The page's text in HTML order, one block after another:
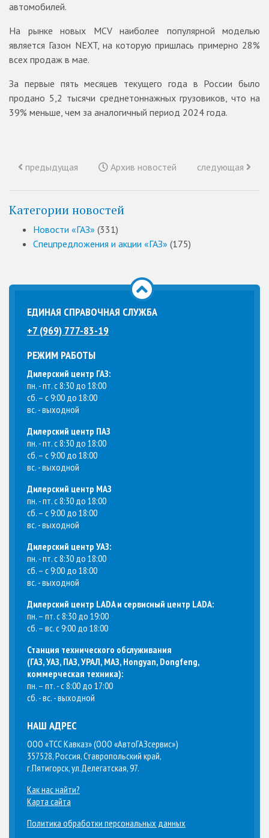
автомобилей.
На рынке новых MCV наиболее популярной моделью
является Газон NEXT, на которую пришлась примерно 28%
всех продаж в мае.
За первые пять месяцев текущего года в России было
продано 5,2 тысячи среднетоннажных грузовиков, что на
39% меньше, чем за аналогичный период 2024 года.
предыдущая Архив новостей следующая
Категории новостей
Новости «ГАЗ» (331)
Спецпредложения и акции «ГАЗ» (175)
ЕДИНАЯ СПРАВОЧНАЯ СЛУЖБА
+7 (969) 777-83-19
РЕЖИМ РАБОТЫ
Дилерский центр ГАЗ:
пн. - пт. с 8:30 до 18:00
сб. – с 9:00 до 18:00
вс. - выходной
Дилерский центр ПАЗ
пн. - пт. с 8:30 до 18:00
сб. – с 9:00 до 18:00
вс. - выходной
Дилерский центр МАЗ
пн. - пт. с 8:30 до 18:00
сб. – с 9:00 до 18:00
вс. - выходной
Дилерский центр УАЗ:
пн. - пт. с 8:30 до 18:00
сб. – с 9:00 до 18:00
вс. - выходной
Дилерский центр LADA и сервисный центр LADA:
пн. – пт. с 8:30 до 19:00
сб. – вс. с 9:00 до 18:00
Станция технического обслуживания
(ГАЗ, УАЗ, ПАЗ, УРАЛ, МАЗ, Hongyan, Dongfeng,
коммерческая техника):
пн. – пт. - с 8:00 до 17:00
сб. - вс. - выходной
НАШ АДРЕС
ООО «ТСС Кавказ» (ООО «АвтоГАЗсервис»)
357528, Россия, Ставропольский край,
г.Пятигорск, ул.Делегатская, 97.
Как нас найти?
Карта сайта
Политика обработки персональных данных